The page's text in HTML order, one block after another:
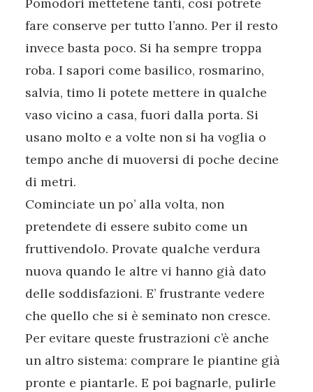
Pomodori mettetene tanti, così potrete
fare conserve per tutto l’anno. Per il resto
invece basta poco. Si ha sempre troppa
roba. I sapori come basilico, rosmarino,
salvia, timo li potete mettere in qualche
vaso vicino a casa, fuori dalla porta. Si
usano molto e a volte non si ha voglia o
tempo anche di muoversi di poche decine
di metri.
Cominciate un po’ alla volta, non
pretendete di essere subito come un
fruttivendolo. Provate qualche verdura
nuova quando le altre vi hanno già dato
delle soddisfazioni. E’ frustrante vedere
che quello che si è seminato non cresce.
Per evitare queste frustrazioni c’è anche
un altro sistema: comprare le piantine già
pronte e piantarle. E poi bagnarle, pulirle